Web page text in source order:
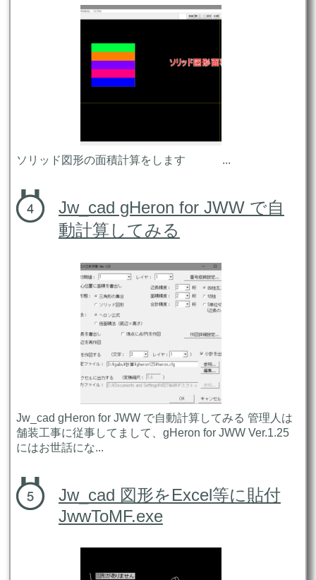
ソリッド図形の面積計算をします ...
Jw_cad gHeron for JWW で自
動計算してみる
Jw_cad gHeron for JWW で自動計算してみる 管理人は
舗装工事に従事してまして、gHeron for JWW Ver.1.25
にはお世話にな...
Jw_cad 図形をExcel等に貼付
JwwToMF.exe